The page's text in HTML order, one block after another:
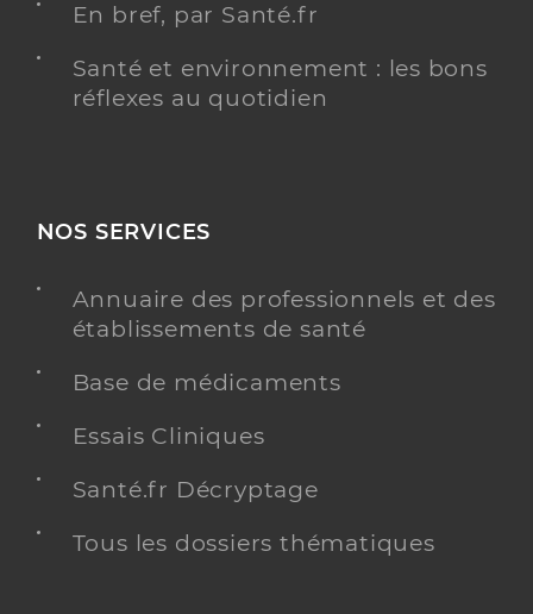
En bref, par Santé.fr
Santé et environnement : les bons
réflexes au quotidien
NOS SERVICES
Annuaire des professionnels et des
établissements de santé
Base de médicaments
Essais Cliniques
Santé.fr Décryptage
Tous les dossiers thématiques